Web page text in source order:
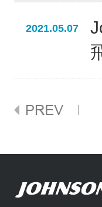
2021.05.07